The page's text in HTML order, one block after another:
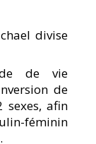
divise
de vie
de
sexes, afin
féminin